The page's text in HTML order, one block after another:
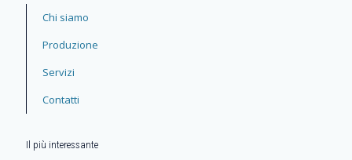
Chi siamo
Produzione
Servizi
Contatti
Il più interessante